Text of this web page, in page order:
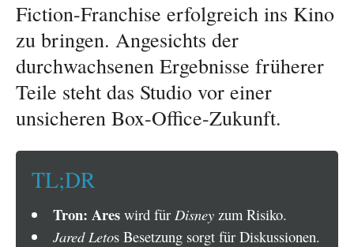
Fiction-Franchise erfolgreich ins Kino
zu bringen. Angesichts der
durchwachsenen Ergebnisse früherer
Teile steht das Studio vor einer
unsicheren Box-Office-Zukunft.
TL;DR
Tron: Areswird für Disneyzum Risiko.
Jared Letos Besetzung sorgt für Diskussionen.